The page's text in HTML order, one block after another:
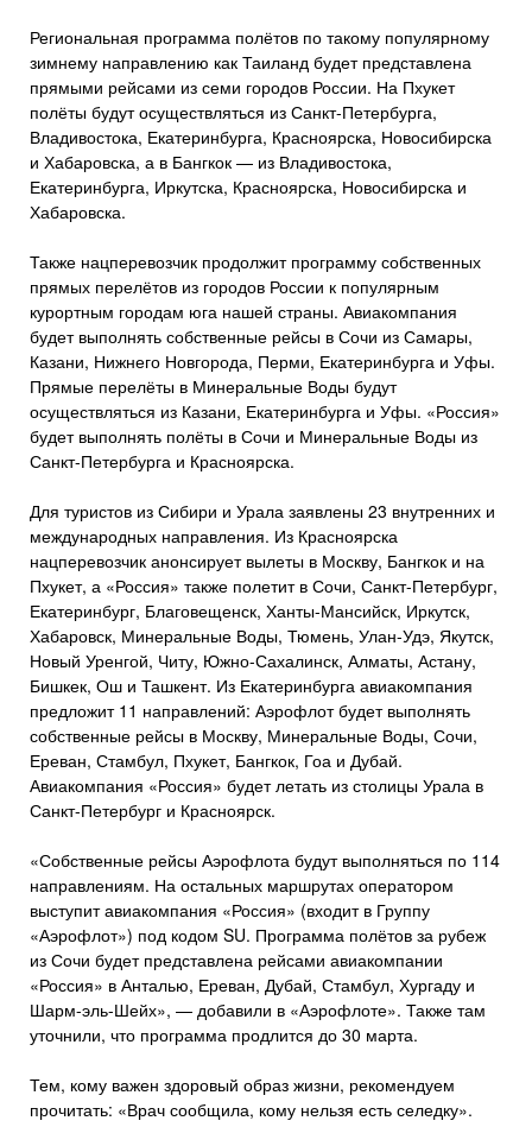
Региональная программа полётов по такому популярному
зимнему направлению как Таиланд будет представлена
прямыми рейсами из семи городов России. На Пхукет
полёты будут осуществляться из Санкт-Петербурга,
Владивостока, Екатеринбурга, Красноярска, Новосибирска
и Хабаровска, а в Бангкок — из Владивостока,
Екатеринбурга, Иркутска, Красноярска, Новосибирска и
Хабаровска.
Также нацперевозчик продолжит программу собственных
прямых перелётов из городов России к популярным
курортным городам юга нашей страны. Авиакомпания
будет выполнять собственные рейсы в Сочи из Самары,
Казани, Нижнего Новгорода, Перми, Екатеринбурга и Уфы.
Прямые перелёты в Минеральные Воды будут
осуществляться из Казани, Екатеринбурга и Уфы. «Россия»
будет выполнять полёты в Сочи и Минеральные Воды из
Санкт-Петербурга и Красноярска.
Для туристов из Сибири и Урала заявлены 23 внутренних и
международных направления. Из Красноярска
нацперевозчик анонсирует вылеты в Москву, Бангкок и на
Пхукет, а «Россия» также полетит в Сочи, Санкт-Петербург,
Екатеринбург, Благовещенск, Ханты-Мансийск, Иркутск,
Хабаровск, Минеральные Воды, Тюмень, Улан-Удэ, Якутск,
Новый Уренгой, Читу, Южно-Сахалинск, Алматы, Астану,
Бишкек, Ош и Ташкент. Из Екатеринбурга авиакомпания
предложит 11 направлений: Аэрофлот будет выполнять
собственные рейсы в Москву, Минеральные Воды, Сочи,
Ереван, Стамбул, Пхукет, Бангкок, Гоа и Дубай.
Авиакомпания «Россия» будет летать из столицы Урала в
Санкт-Петербург и Красноярск.
«Собственные рейсы Аэрофлота будут выполняться по 114
направлениям. На остальных маршрутах оператором
выступит авиакомпания «Россия» (входит в Группу
«Аэрофлот») под кодом SU. Программа полётов за рубеж
из Сочи будет представлена рейсами авиакомпании
«Россия» в Анталью, Ереван, Дубай, Стамбул, Хургаду и
Шарм-эль-Шейх», — добавили в «Аэрофлоте». Также там
уточнили, что программа продлится до 30 марта.
Тем, кому важен здоровый образ жизни, рекомендуем
прочитать: «Врач сообщила, кому нельзя есть селедку».